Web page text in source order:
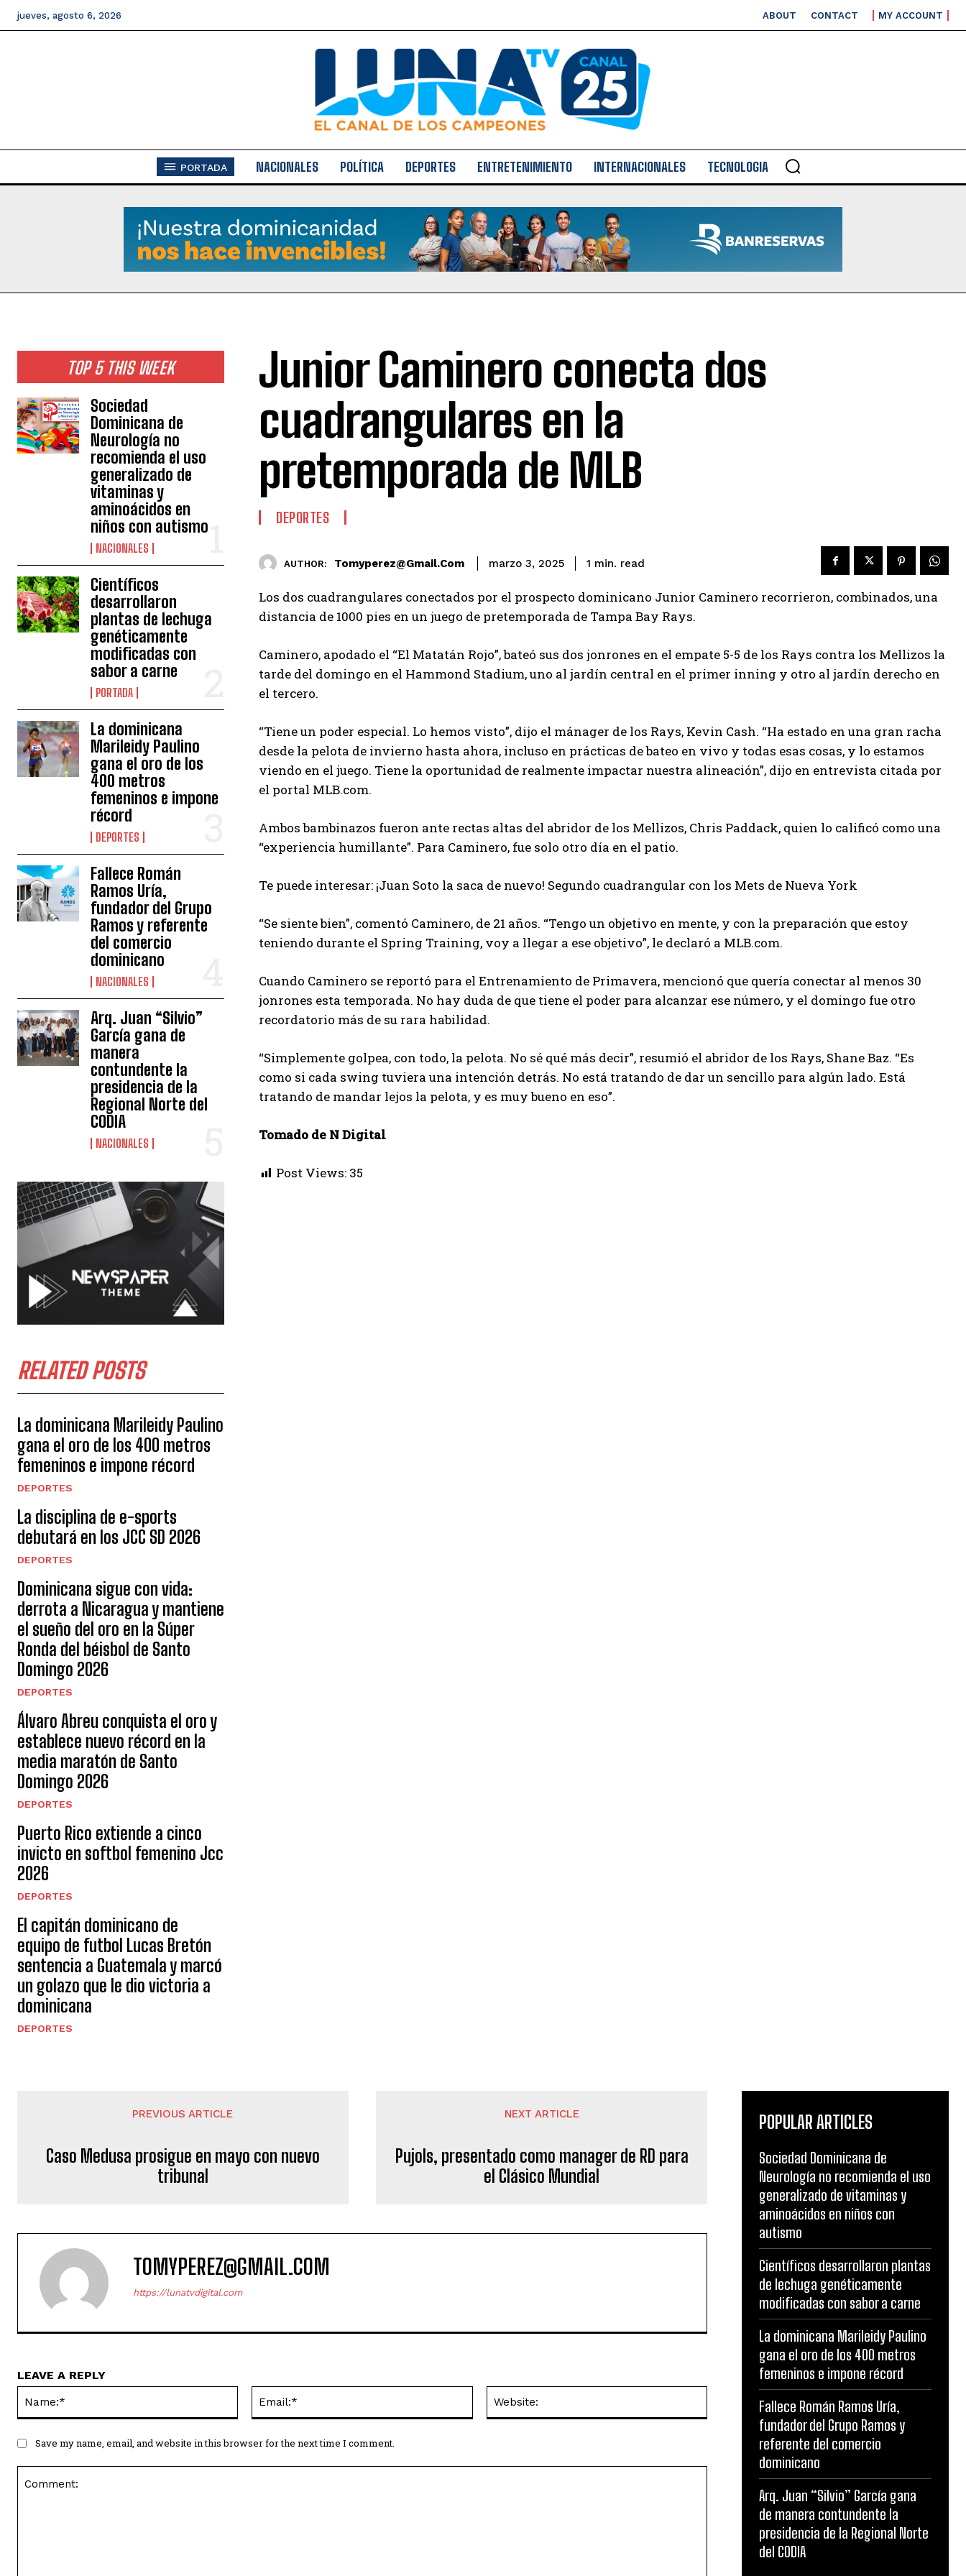
jueves, agosto 6, 2026 ABOUT CONTACT MY ACCOUNT
PORTADA NACIONALES POLÍTICA DEPORTES ENTRETENIMIENTO INTERNACIONALES TECNOLOGIA
TOP 5 THIS WEEK
Sociedad
Dominicana de
Neurología no
recomienda el uso
generalizado de
vitaminas y
aminoácidos en
niños con autismo
NACIONALES
Científicos
desarrollaron
plantas de lechuga
genéticamente
modificadas con
sabor a carne
PORTADA
La dominicana
Marileidy Paulino
gana el oro de los
400 metros
femeninos e impone
récord
DEPORTES
Fallece Román
Ramos Uría,
fundador del Grupo
Ramos y referente
del comercio
dominicano
NACIONALES
Arq. Juan “Silvio”
García gana de
manera
contundente la
presidencia de la
Regional Norte del
CODIA
NACIONALES
RELATED POSTS
La dominicana Marileidy Paulino
gana el oro de los 400 metros
femeninos e impone récord
DEPORTES
La disciplina de e-sports
debutará en los JCC SD 2026
DEPORTES
Dominicana sigue con vida:
derrota a Nicaragua y mantiene
el sueño del oro en la Súper
Ronda del béisbol de Santo
Domingo 2026
DEPORTES
Álvaro Abreu conquista el oro y
establece nuevo récord en la
media maratón de Santo
Domingo 2026
DEPORTES
Puerto Rico extiende a cinco
invicto en softbol femenino Jcc
2026
DEPORTES
El capitán dominicano de
equipo de futbol Lucas Bretón
sentencia a Guatemala y marcó
un golazo que le dio victoria a
dominicana
DEPORTES
Junior Caminero conecta dos
cuadrangulares en la
pretemporada de MLB
DEPORTES
AUTHOR: Tomyperez@gmail.com marzo 3, 2025 1 min. read
Los dos cuadrangulares conectados por el prospecto dominicano Junior Caminero recorrieron, combinados, una
distancia de 1000 pies en un juego de pretemporada de Tampa Bay Rays.
Caminero, apodado el “El Matatán Rojo”, bateó sus dos jonrones en el empate 5-5 de los Rays contra los Mellizos la
tarde del domingo en el Hammond Stadium, uno al jardín central en el primer inning y otro al jardín derecho en
el tercero.
“Tiene un poder especial. Lo hemos visto”, dijo el mánager de los Rays, Kevin Cash. “Ha estado en una gran racha
desde la pelota de invierno hasta ahora, incluso en prácticas de bateo en vivo y todas esas cosas, y lo estamos
viendo en el juego. Tiene la oportunidad de realmente impactar nuestra alineación”, dijo en entrevista citada por
el portal MLB.com.
Ambos bambinazos fueron ante rectas altas del abridor de los Mellizos, Chris Paddack, quien lo calificó como una
“experiencia humillante”. Para Caminero, fue solo otro día en el patio.
Te puede interesar: ¡Juan Soto la saca de nuevo! Segundo cuadrangular con los Mets de Nueva York
“Se siente bien”, comentó Caminero, de 21 años. “Tengo un objetivo en mente, y con la preparación que estoy
teniendo durante el Spring Training, voy a llegar a ese objetivo”, le declaró a MLB.com.
Cuando Caminero se reportó para el Entrenamiento de Primavera, mencionó que quería conectar al menos 30
jonrones esta temporada. No hay duda de que tiene el poder para alcanzar ese número, y el domingo fue otro
recordatorio más de su rara habilidad.
“Simplemente golpea, con todo, la pelota. No sé qué más decir”, resumió el abridor de los Rays, Shane Baz. “Es
como si cada swing tuviera una intención detrás. No está tratando de dar un sencillo para algún lado. Está
tratando de mandar lejos la pelota, y es muy bueno en eso”.
Tomado de N Digital
Post Views: 35
PREVIOUS ARTICLE
Caso Medusa prosigue en mayo con nuevo
tribunal
NEXT ARTICLE
Pujols, presentado como manager de RD para
el Clásico Mundial
TOMYPEREZ@GMAIL.COM
https://lunatvdigital.com
LEAVE A REPLY
Save my name, email, and website in this browser for the next time I comment.
POPULAR ARTICLES
Sociedad Dominicana de
Neurología no recomienda el uso
generalizado de vitaminas y
aminoácidos en niños con
autismo
Científicos desarrollaron plantas
de lechuga genéticamente
modificadas con sabor a carne
La dominicana Marileidy Paulino
gana el oro de los 400 metros
femeninos e impone récord
Fallece Román Ramos Uría,
fundador del Grupo Ramos y
referente del comercio
dominicano
Arq. Juan “Silvio” García gana
de manera contundente la
presidencia de la Regional Norte
del CODIA